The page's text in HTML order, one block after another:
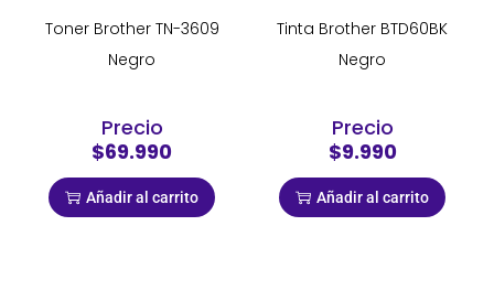
Toner Brother TN-3609
Negro
Precio
$69.990
Añadir al carrito
Tinta Brother BTD60BK
Negro
Precio
$9.990
Añadir al carrito